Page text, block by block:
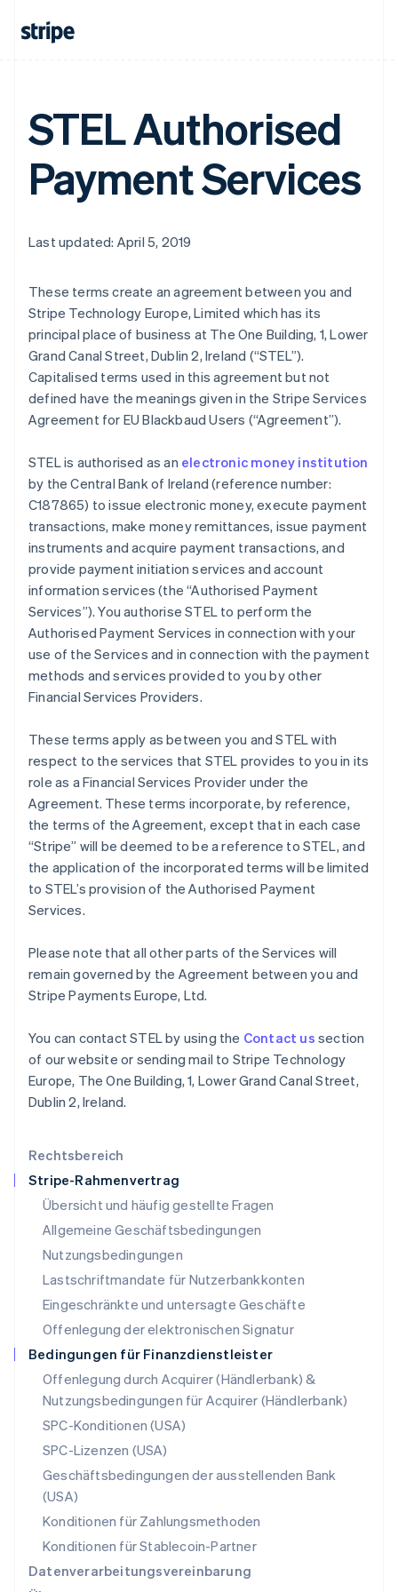
Rechtsbereich
Stripe-Rahmenvertrag
Übersicht und häufig gestellte Fragen
Allgemeine Geschäftsbedingungen
Nutzungsbedingungen
Lastschriftmandate für Nutzerbankkonten
Eingeschränkte und untersagte Geschäfte
Offenlegung der elektronischen Signatur
Bedingungen für Finanzdienstleister
Offenlegung durch Acquirer (Händlerbank) &
Nutzungsbedingungen für Acquirer (Händlerbank)
SPC-Konditionen (USA)
SPC-Lizenzen (USA)
Geschäftsbedingungen der ausstellenden Bank
(USA)
Konditionen für Zahlungsmethoden
Konditionen für Stablecoin-Partner
Datenverarbeitungsvereinbarung
STEL Authorised
Payment Services
Last updated: April 5, 2019
These terms create an agreement between you and
Stripe Technology Europe, Limited which has its
principal place of business at The One Building, 1, Lower
Grand Canal Street, Dublin 2, Ireland (“STEL”).
Capitalised terms used in this agreement but not
defined have the meanings given in the Stripe Services
Agreement for EU Blackbaud Users (“Agreement”).
STEL is authorised as an electronic money institution
by the Central Bank of Ireland (reference number:
C187865) to issue electronic money, execute payment
transactions, make money remittances, issue payment
instruments and acquire payment transactions, and
provide payment initiation services and account
information services (the“Authorised Payment
Services”). You authorise STEL to perform the
Authorised Payment Services in connection with your
use of the Services and in connection with the payment
methods and services provided to you by other
Financial Services Providers.
These terms apply as between you and STEL with
respect to the services that STEL provides to you in its
role as a Financial Services Provider under the
Agreement. These terms incorporate, by reference,
the terms of the Agreement, except that in each case
“Stripe” will be deemed to be a reference to STEL, and
the application of the incorporated terms will be limited
to STEL’s provision of the Authorised Payment
Services.
Please note that all other parts of the Services will
remain governed by the Agreement between you and
Stripe Payments Europe, Ltd.
You can contact STEL by using the Contact us section
of our website or sending mail to Stripe Technology
Europe, The One Building, 1, Lower Grand Canal Street,
Dublin 2, Ireland.
Australien
English
Belgien
NederlandsFrançaisDeutschEnglish
Brasilien
Bulgarien
Dänemark
English
Deutschland
Estland
English
Festlandchina
简体中文English
Finnland
Frankreich
FrançaisEnglish
Gibraltar
English
Indien
Irland
English
Italien
ItalianoEnglish
Japan
Kanada
English
EnglishItaliano
Lettland
Liechtenstein
Litauen
English
Luxemburg
Malaysia
Malta
English
Mexiko
EspañolEnglish
Neuseeland
Niederlande
NederlandsEnglish
Norwegen
English
Österreich
DeutschEnglish
Polen
English
Portugal
PortuguêsEnglish
English
Schweden
Svenska
Deutsch Français Italiano English
Singapur
Slowakei